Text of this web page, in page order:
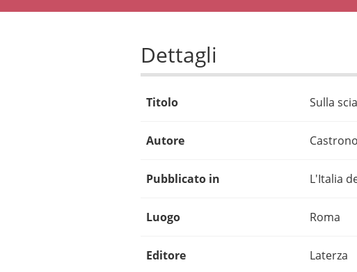
Dettagli
Titolo Sulla
Autore
Pubblicato in L'Italia
Luogo Roma
Editore Laterza